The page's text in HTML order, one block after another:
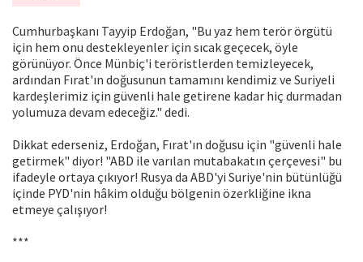
Cumhurbaşkanı Tayyip Erdoğan, "Bu yaz hem terör örgütü
için hem onu destekleyenler için sıcak geçecek, öyle
görünüyor. Önce Münbiç'i teröristlerden temizleyecek,
ardından Fırat'ın doğusunun tamamını kendimiz ve Suriyeli
kardeşlerimiz için güvenli hale getirene kadar hiç durmadan
yolumuza devam edeceğiz." dedi.
Dikkat ederseniz, Erdoğan, Fırat'ın doğusu için "güvenli hale
getirmek" diyor! "ABD ile varılan mutabakatın çerçevesi" bu
ifadeyle ortaya çıkıyor! Rusya da ABD'yi Suriye'nin bütünlüğü
içinde PYD'nin hâkim olduğu bölgenin özerkliğine ikna
etmeye çalışıyor!
***